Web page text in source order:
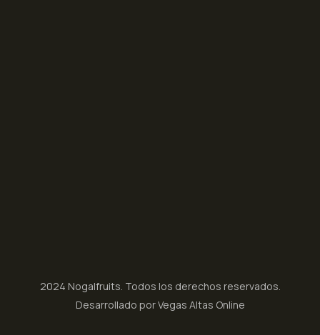
2024 Nogalfruits. Todos los derechos reservados.
Desarrollado por Vegas Altas Online